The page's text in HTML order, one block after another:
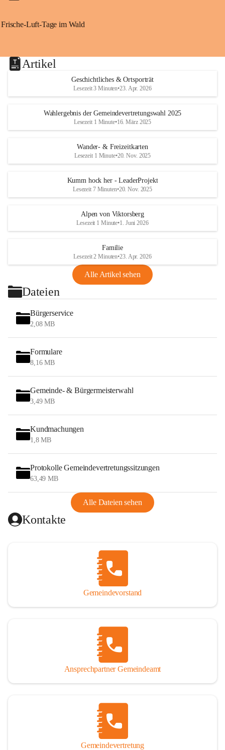
Frische-Luft-Tage im Wald
Artikel
Geschichtliches & Ortsporträt
Lesezeit 3 Minuten•23. Apr. 2026
Wahlergebnis der Gemeindevertretungswahl 2025
Lesezeit 1 Minute•16. März 2025
Wander- & Freizeitkarten
Lesezeit 1 Minute•20. Nov. 2025
Kumm hock her - LeaderProjekt
Lesezeit 7 Minuten•20. Nov. 2025
Alpen von Viktorsberg
Lesezeit 1 Minute•1. Juni 2026
Familie
Lesezeit 2 Minuten•23. Apr. 2026
Alle Artikel sehen
Dateien
Bürgerservice
2,08 MB
Formulare
8,16 MB
Gemeinde- & Bürgermeisterwahl
3,49 MB
Kundmachungen
1,8 MB
Protokolle Gemeindevertretungssitzungen
63,49 MB
Alle Dateien sehen
Kontakte
Gemeindevorstand
Ansprechpartner Gemeindeamt
Gemeindevertretung